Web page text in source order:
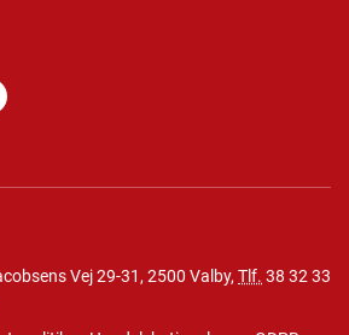
Vej 29-31, 2500 Valby, Tlf. 38 32 33